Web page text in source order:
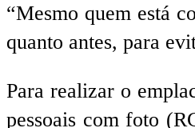
“Mesmo quem está
quanto antes, para
Para realizar o
pessoais com foto